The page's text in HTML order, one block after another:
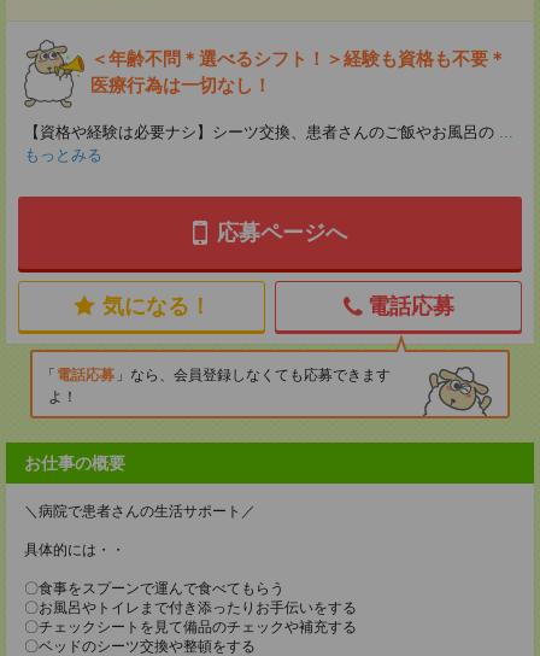
＜年齢不問＊選べるシフト！＞経験も資格も不要＊
医療行為は一切なし！
【資格や経験は必要ナシ】シーツ交換、患者さんのご飯やお風呂の ...
もっとみる
応募ページへ
気になる！ 電話応募
電話応募
なら、会員登録しなくても応募できます
よ！
お仕事の概要
＼病院で患者さんの生活サポート／
具体的には・・
〇食事をスプーンで運んで食べてもらう
〇お風呂やトイレまで付き添ったりお手伝いをする
〇チェックシートを見て備品のチェックや補充する
〇ベッドのシーツ交換や整頓をする